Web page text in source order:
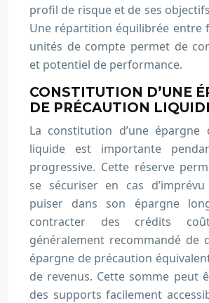
profil de risque et de ses
Une répartition équilibrée entre
unités de compte permet de
et potentiel de performance.
CONSTITUTION D’UNE
DE PRÉCAUTION
La constitution d’une épargne
liquide est importante
progressive. Cette réserve
se sécuriser en cas
puiser dans son épargne
contracter des crédits
généralement recommandé de
épargne de précaution
de revenus. Cette somme peut
des supports facilement